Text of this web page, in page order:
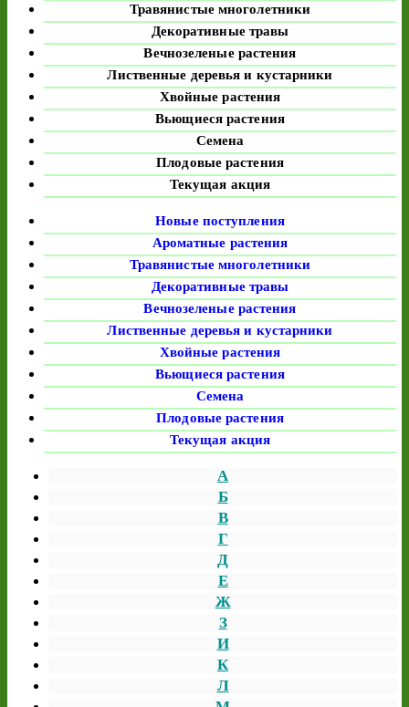
Травянистые многолетники
Декоративные травы
Вечнозеленые растения
Лиственные деревья и кустарники
Хвойные растения
Вьющиеся растения
Семена
Плодовые растения
Текущая акция
Новые поступления
Ароматные растения
Травянистые многолетники
Декоративные травы
Вечнозеленые растения
Лиственные деревья и кустарники
Хвойные растения
Вьющиеся растения
Семена
Плодовые растения
Текущая акция
А
Б
В
Г
Д
Е
Ж
З
И
К
Л